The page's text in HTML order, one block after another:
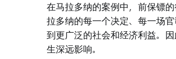
在马拉多纳的案例中，前保镖
拉多纳的每一个决定、每一场
到更广泛的社会和经济利益。
生深远影响。